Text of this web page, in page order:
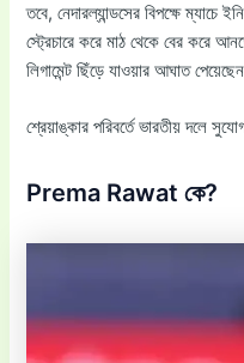
তবে, নেদারল্যান্ডসের বিপক্ষে
স্ট্রেচারে করে মাঠ থেকে বের করে
লিগামেন্ট ছিঁড়ে যাওয়ার আঘাত
শ্রেয়াঙ্কার পরিবর্তে ভারতীয় দলে
Prema Rawat কে?